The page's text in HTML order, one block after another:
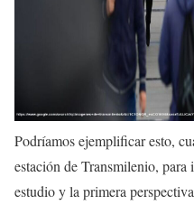
Podríamos ejemplificar esto,
estación de Transmilenio,
estudio y la primera